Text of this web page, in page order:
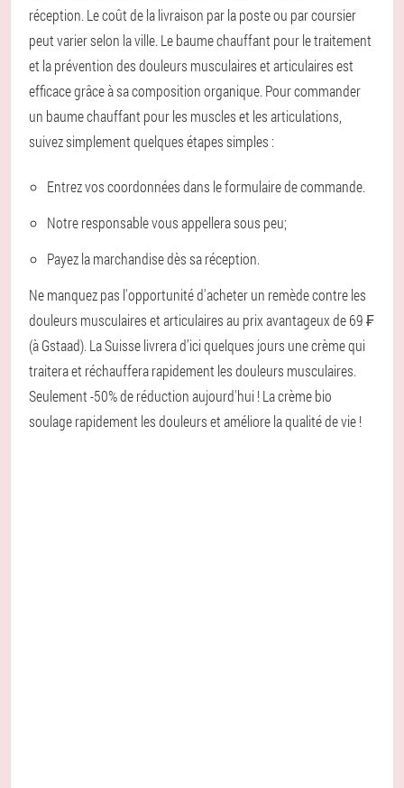
réception. Le coût de la livraison par la poste ou par coursier
peut varier selon la ville. Le baume chauffant pour le traitement
et la prévention des douleurs musculaires et articulaires est
efficace grâce à sa composition organique. Pour commander
un baume chauffant pour les muscles et les articulations,
suivez simplement quelques étapes simples :
Entrez vos coordonnées dans le formulaire de commande.
Notre responsable vous appellera sous peu;
Payez la marchandise dès sa réception.
Ne manquez pas l'opportunité d'acheter un remède contre les
douleurs musculaires et articulaires au prix avantageux de 69 ₣
(à Gstaad). La Suisse livrera d’ici quelques jours une crème qui
traitera et réchauffera rapidement les douleurs musculaires.
Seulement -50% de réduction aujourd'hui ! La crème bio
soulage rapidement les douleurs et améliore la qualité de vie !